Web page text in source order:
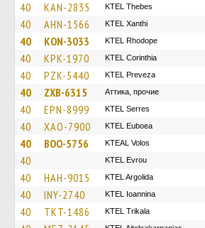
40 KAN-2835 KTEL Thebes
40 AHN-1566 KTEL Xanthi
40 KON-3033 KTEL Rhodope
40 KPK-1970 KTEL Corinthia
40 PZK-5440 KTEL Preveza
40 ZXB-6315 Аттика, прочие
40 EPN-8999 KTEL Serres
40 XAO-7900 ΚΤΕL Euboea
40 BOO-5756 KTEAL Volos
40 KTEL Evrou
40 HAH-9015 KTEL Argolida
40 INY-2740 KTEL Ioannina
40 TKT-1486 ΚΤΕL Τrikala